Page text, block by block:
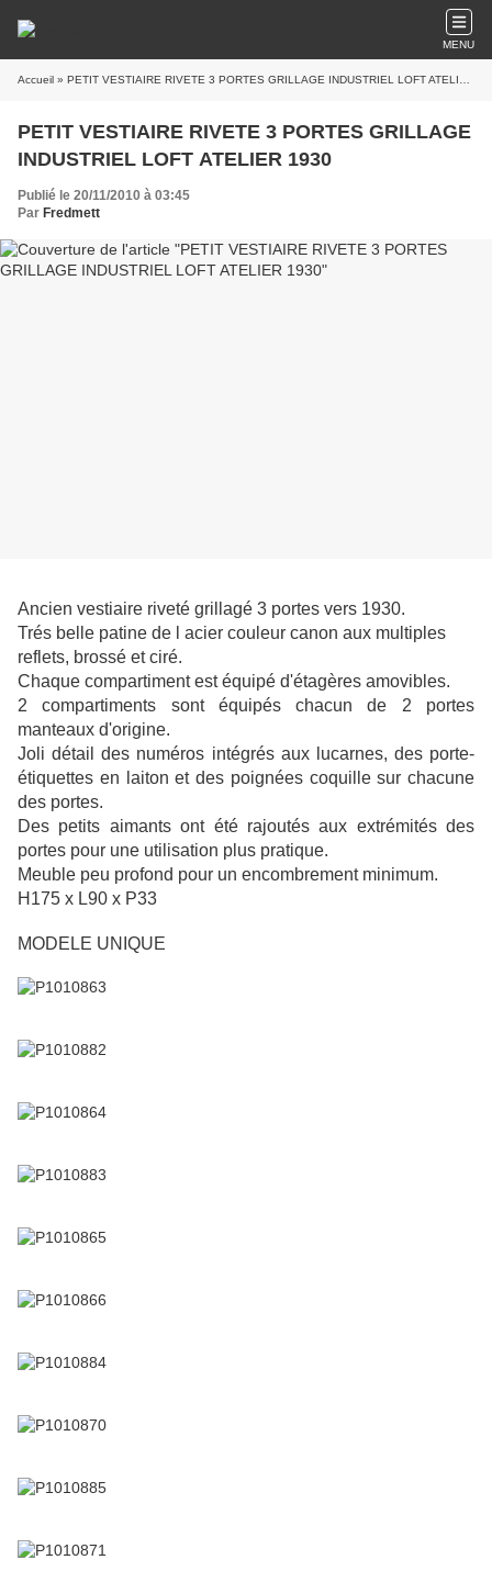
MENU
Accueil » PETIT VESTIAIRE RIVETE 3 PORTES GRILLAGE INDUSTRIEL LOFT ATELIER 1930
PETIT VESTIAIRE RIVETE 3 PORTES GRILLAGE
INDUSTRIEL LOFT ATELIER 1930
Publié le 20/11/2010 à 03:45
Par Fredmett
Ancien vestiaire riveté grillagé 3 portes vers 1930.
Trés belle patine de l acier couleur canon aux multiples
reflets, brossé et ciré.
Chaque compartiment est équipé d'étagères amovibles.
2 compartiments sont équipés chacun de 2 portes
manteaux d'origine.
Joli détail des numéros intégrés aux lucarnes, des porte-
étiquettes en laiton et des poignées coquille sur chacune
des portes.
Des petits aimants ont été rajoutés aux extrémités des
portes pour une utilisation plus pratique.
Meuble peu profond pour un encombrement minimum.
H175 x L90 x P33
MODELE UNIQUE